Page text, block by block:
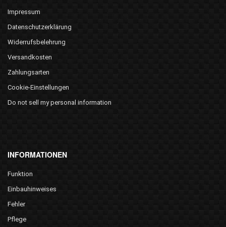
Impressum
Datenschutzerklärung
Widerrufsbelehrung
Versandkosten
Zahlungsarten
Cookie-Einstellungen
Do not sell my personal information
INFORMATIONEN
Funktion
Einbauhinweises
Fehler
Pflege